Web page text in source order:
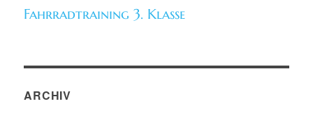
Fahrradtraining 3. Klasse
ARCHIV